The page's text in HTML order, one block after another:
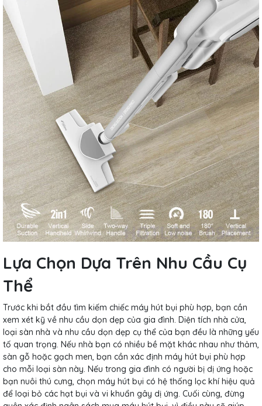
Lựa Chọn Dựa Trên Nhu Cầu Cụ
Thể
Trước khi bắt đầu tìm kiếm chiếc máy hút bụi phù hợp, bạn cần
xem xét kỹ về nhu cầu dọn dẹp của gia đình. Diện tích nhà cửa,
loại sàn nhà và nhu cầu dọn dẹp cụ thể của bạn đều là những yếu
tố quan trọng. Nếu nhà bạn có nhiều bề mặt khác nhau như thảm,
sàn gỗ hoặc gạch men, bạn cần xác định máy hút bụi phù hợp
cho mỗi loại sàn này. Nếu trong gia đình có người bị dị ứng hoặc
bạn nuôi thú cưng, chọn máy hút bụi có hệ thống lọc khí hiệu quả
để loại bỏ các hạt bụi và vi khuẩn gây dị ứng. Cuối cùng, đừng